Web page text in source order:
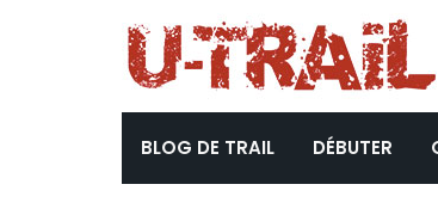
BLOG DE TRAIL DÉBUTER